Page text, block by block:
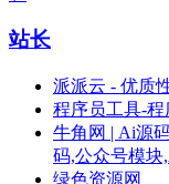
站长
派派云 - 优质
程序员工具-
牛角网 | Ai源
码,公众号模块
绿色资源网